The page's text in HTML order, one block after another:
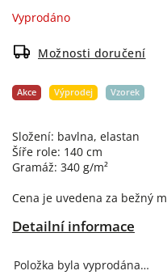
Vyprodáno
Možnosti doručení
Složení: bavlna, elastan
Šíře role: 140 cm
Gramáž: 340 g/m²
Cena je uvedena za bežný
Detailní informace
Akce Výprodej Vzorek
Položka byla vyprodána…